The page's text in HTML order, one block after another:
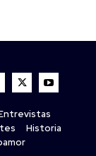
Historia